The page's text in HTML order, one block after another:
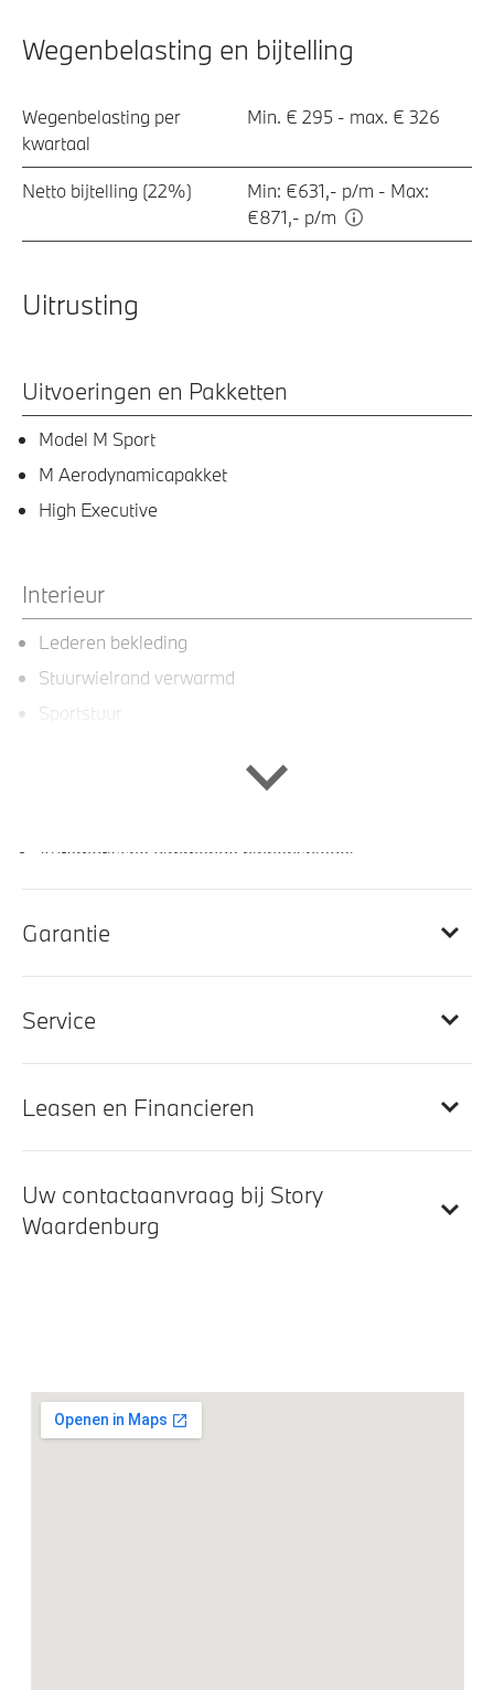
Wegenbelasting en bijtelling
Wegenbelasting per
kwartaal
Min. € 295 - max. € 326
Netto bijtelling (22%)
Min: €631,- p/m - Max:
€871,- p/m
Uitrusting
Uitvoeringen en Pakketten
Model M Sport
M Aerodynamicapakket
High Executive
Interieur
Lederen bekleding
Stuurwielrand verwarmd
Sportstuur
Automatische dimmende binnenspiegel
Interieurlijsten Hoogglans Eiche Dunkel +
uitgevoerd
Galvanische Bedieningselementen
Comfort telefoonvoorbereiding met draadloze
oplaadmogelijkheid
Navigatiesysteem Professional
Garantie
Service
Leasen en Financieren
Uw contactaanvraag bij Story
Waardenburg